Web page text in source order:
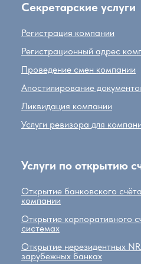
Услуги по открытию
Открытие банковского
компании
Открытие корпоративного
системах
Открытие нерезидентных
зарубежных банках
Секретарские услуги
Регистрация компании
Регистрационный адрес
Проведение смен компании
Апостилирование
Ликвидация компании
Услуги ревизора для